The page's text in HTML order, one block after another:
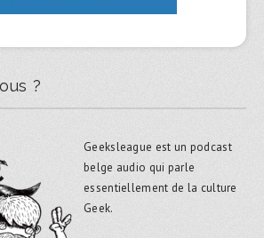
?
Geeksleague est un podcast
belge audio qui parle
essentiellement de la culture
Geek.